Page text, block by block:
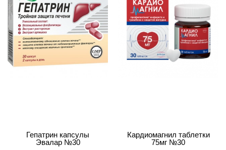
Гепатрин капсулы
Эвалар №30
Кардиомагнил таблетки
75мг №30